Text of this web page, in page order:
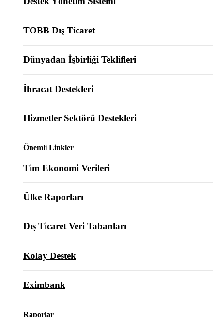
TOBB Dış Ticaret
Dünyadan İşbirliği Teklifleri
İhracat Destekleri
Hizmetler Sektörü Destekleri
Önemli Linkler
Tim Ekonomi Verileri
Ülke Raporları
Dış Ticaret Veri Tabanları
Kolay Destek
Eximbank
Raporlar